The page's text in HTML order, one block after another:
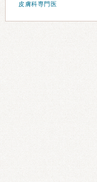
皮膚科専門医